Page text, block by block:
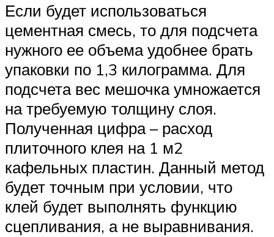
Если будет использоваться
цементная смесь, то для подсчета
нужного ее объема удобнее брать
упаковки по 1,3 килограмма. Для
подсчета вес мешочка умножается
на требуемую толщину слоя.
Полученная цифра – расход
плиточного клея на 1 м2
кафельных пластин. Данный метод
будет точным при условии, что
клей будет выполнять функцию
сцепливания, а не выравнивания.